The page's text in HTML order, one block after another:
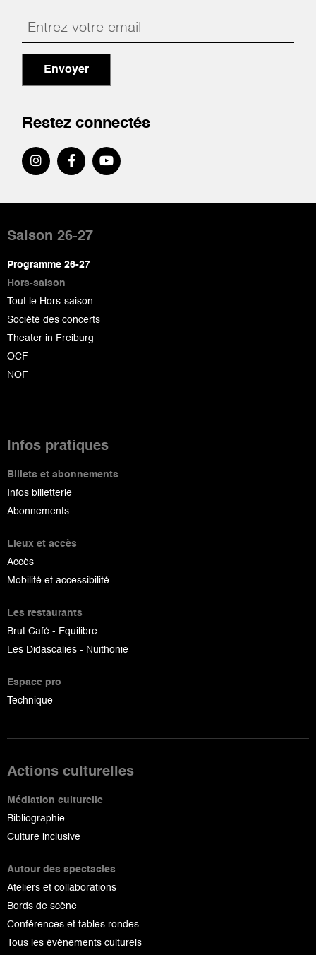
Envoyer
Restez connectés
de
page
Saison 26-27
Programme 26-27
Hors-saison
Tout le Hors-saison
Société des concerts
Theater in Freiburg
OCF
NOF
Infos pratiques
Billets et abonnements
Infos billetterie
Abonnements
Lieux et accès
Accès
Mobilité et accessibilité
Les restaurants
Brut Café - Equilibre
Les Didascalies - Nuithonie
Espace pro
Technique
Actions culturelles
Médiation culturelle
Bibliographie
Culture inclusive
Autour des spectacles
Ateliers et collaborations
Bords de scène
Conférences et tables rondes
Tous les événements culturels